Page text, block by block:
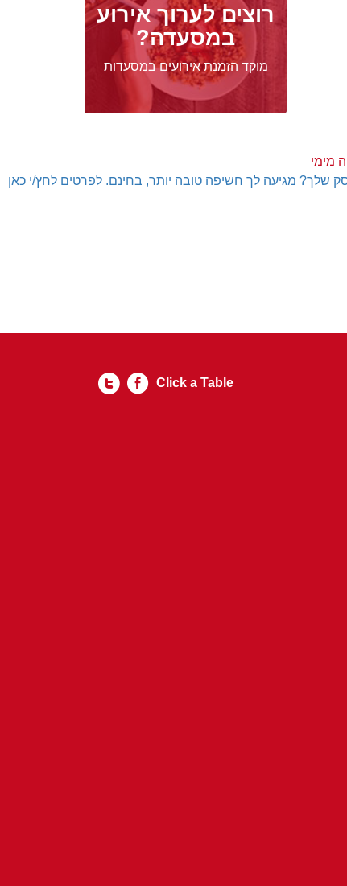
מימי
רוצים לערוך אירוע
במסעדה?
מוקד הזמנת אירועים במסעדות
שלך? מגיעה לך חשיפה טובה יותר, בחינם. לפרטים לחץ/י כאן
Click a Table